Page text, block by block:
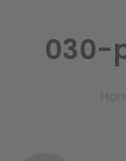
030-